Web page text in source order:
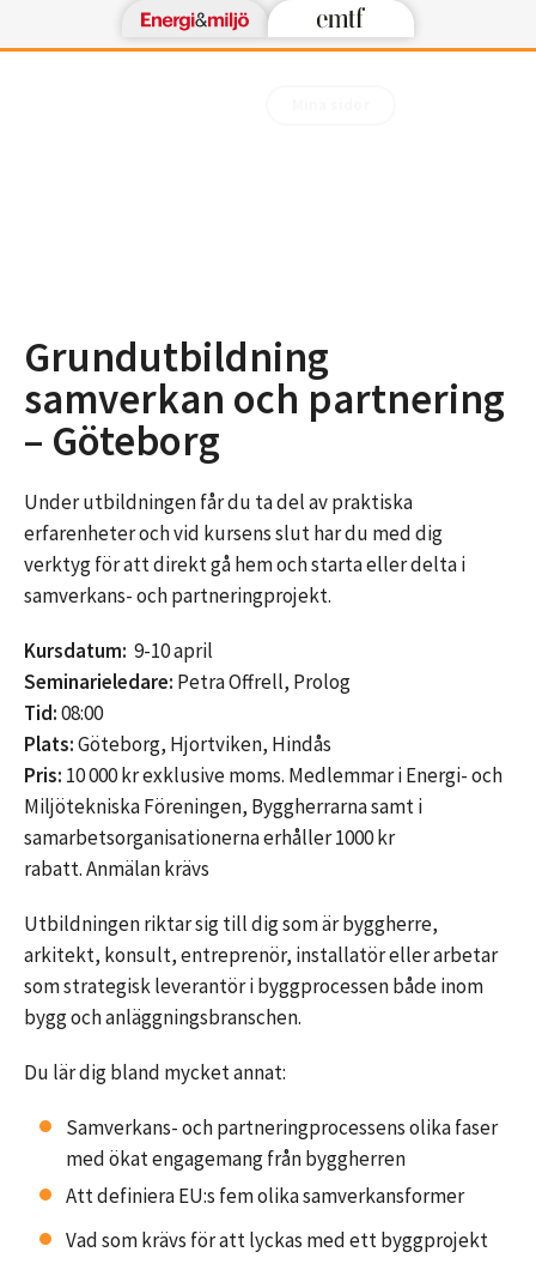
Grundutbildning
samverkan och partnering
– Göteborg
Under utbildningen får du ta del av praktiska
erfarenheter och vid kursens slut har du med dig
verktyg för att direkt gå hem och starta eller delta i
samverkans- och partneringprojekt.
Kursdatum: 9-10 april
Seminarieledare: Petra Offrell, Prolog
Tid:08:00
Plats:Göteborg, Hjortviken, Hindås
Pris: 10 000 kr exklusive moms. Medlemmar i Energi- och
Miljötekniska Föreningen, Byggherrarna samt i
samarbetsorganisationerna erhåller 1000 kr
rabatt. Anmälan krävs
Utbildningen riktar sig till dig som är byggherre,
arkitekt, konsult, entreprenör, installatör eller arbetar
som strategisk leverantör i byggprocessen både inom
bygg och anläggningsbranschen.
Du lär dig bland mycket annat:
Samverkans- och partneringprocessens olika faser
med ökat engagemang från byggherren
Att definiera EU:s fem olika samverkansformer
Vad som krävs för att lyckas med ett byggprojekt